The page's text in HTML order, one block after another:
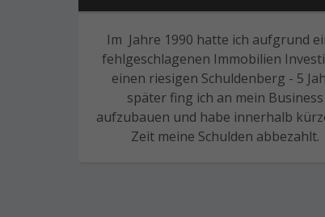
Im Jahre 1990 hatte ich aufgrund
fehlgeschlagenen Immobilien
einen riesigen Schuldenberg - 5
später fing ich an mein Business
aufzubauen und habe innerhalb
Zeit meine Schulden abbezahlt.